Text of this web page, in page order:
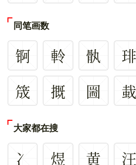
同笔画数
锕 軨 骫 琲
筬
摡 圌 蛓
大家都在搜
冫 煜 黄 汪